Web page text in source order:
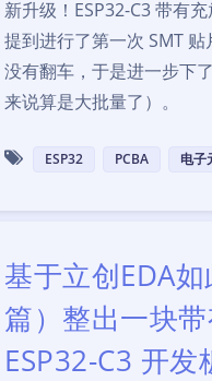
新升级！ESP32-C3 带有
提到进行了第一次 SMT
没有翻车，于是进一步下
来说算是大批量了）。
ESP32 PCBA 电子
基于立创EDA
篇）整出一块
ESP32-C3 开发